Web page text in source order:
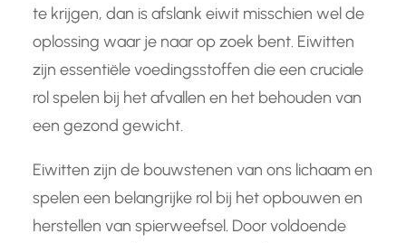
te krijgen, dan is afslank eiwit misschien wel de
oplossing waar je naar op zoek bent. Eiwitten
zijn essentiële voedingsstoffen die een cruciale
rol spelen bij het afvallen en het behouden van
een gezond gewicht.
Eiwitten zijn de bouwstenen van ons lichaam en
spelen een belangrijke rol bij het opbouwen en
herstellen van spierweefsel. Door voldoende